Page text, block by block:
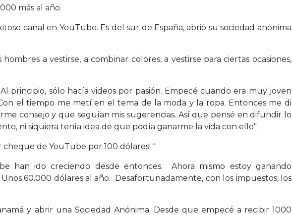
más al año.
canal en YouTube. Es del sur de España, abrió su sociedad anónima
a vestirse, a combinar colores, a vestirse para ciertas ocasiones,
principio, sólo hacía videos por pasión. Empecé cuando era muy joven
el tiempo me metí en el tema de la moda y la ropa. Entonces me di
consejo y que seguían mis sugerencias. Así que pensé en difundir lo
ni siquiera tenía idea de que podía ganarme la vida con ello".
de YouTube por 100 dólares! “
han ido creciendo desde entonces. Ahora mismo estoy ganando
60.000 dólares al año. Desafortunadamente, con los impuestos, los
y abrir una Sociedad Anónima. Desde que empecé a recibir 1000